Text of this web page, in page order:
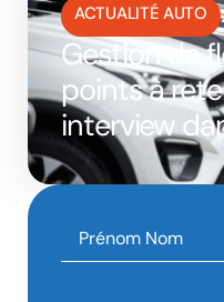
ACTUALITÉ AUTO
Gestion de
points à
interview